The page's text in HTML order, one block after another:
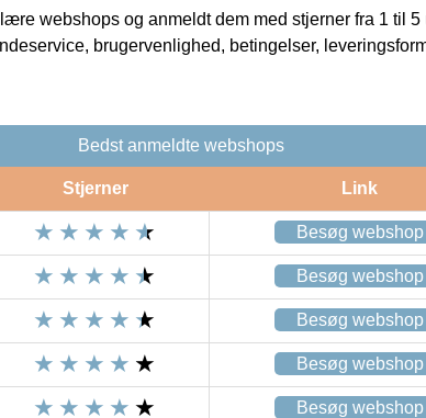
webshops og anmeldt dem med stjerner fra 1 til 5
brugervenlighed, betingelser,
Bedst anmeldte webshops
Stjerner Link
Besøg webshop
Besøg webshop
Besøg webshop
Besøg webshop
Besøg webshop